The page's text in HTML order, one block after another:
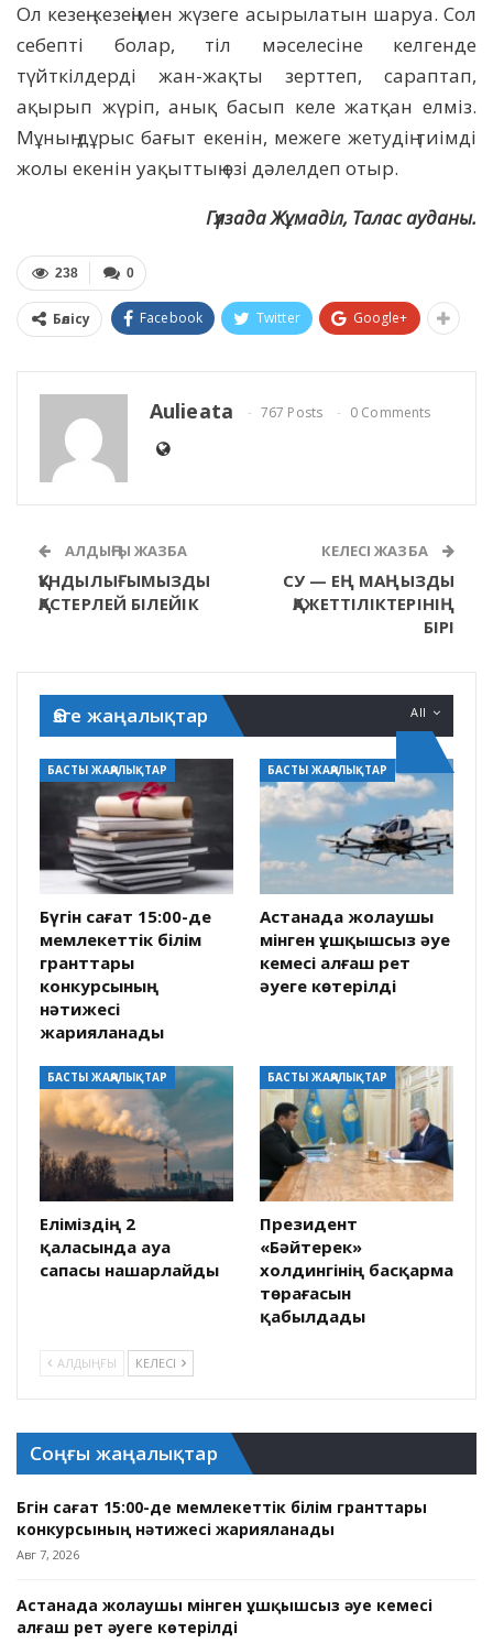
Ол кезең-кезеңімен жүзеге асырылатын шаруа. Сол
себепті болар, тіл мәселесіне келгенде
түйткілдерді жан-жақты зерттеп, сараптап,
ақырып жүріп, анық басып келе жатқан елміз.
Мұның дұрыс бағыт екенін, межеге жетудің тиімді
жолы екенін уақыттың өзі дәлелдеп отыр.
Гүлзада Жұмаділ, Талас ауданы.
0
238
Бөлісу Facebook Twitter Google+
Aulieata 767 Posts 0 Comments
АЛДЫҢҒЫ ЖАЗБА
ҚҰНДЫЛЫҒЫМЫЗДЫ
ҚАСТЕРЛЕЙ БІЛЕЙІК
КЕЛЕСІ ЖАЗБА
СУ — ЕҢ МАҢЫЗДЫ
ҚАЖЕТТІЛІКТЕРІНІҢ
БІРІ
All
Өзге жаңалықтар
БАСТЫ ЖАҢАЛЫҚТАР
Бүгін сағат 15:00-де
мемлекеттік білім
гранттары
конкурсының
нәтижесі
жарияланады
БАСТЫ ЖАҢАЛЫҚТАР
Астанада жолаушы
мінген ұшқышсыз әуе
кемесі алғаш рет
әуеге көтерілді
БАСТЫ ЖАҢАЛЫҚТАР
Еліміздің 2
қаласында ауа
сапасы нашарлайды
БАСТЫ ЖАҢАЛЫҚТАР
Президент
«Бәйтерек»
холдингінің басқарма
төрағасын
қабылдады
АЛДЫҢҒЫ КЕЛЕСІ
Соңғы жаңалықтар
Бүгін сағат 15:00-де мемлекеттік білім гранттары
конкурсының нәтижесі жарияланады
Авг 7, 2026
Астанада жолаушы мінген ұшқышсыз әуе кемесі
алғаш рет әуеге көтерілді